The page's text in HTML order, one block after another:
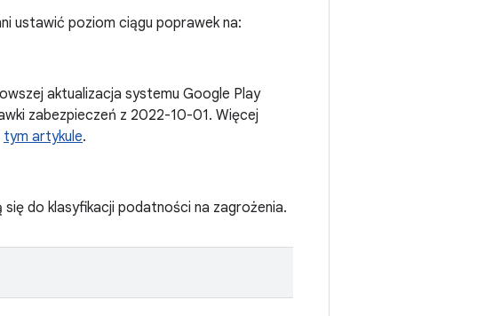
ustawić poziom ciągu poprawek na:
aktualizacja systemu Google Play
zabezpieczeń z 2022-10-01. Więcej
tym artykule.
do klasyfikacji podatności na zagrożenia.